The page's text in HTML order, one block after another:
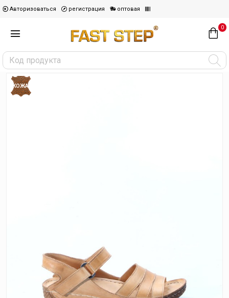
Авторизоваться регистрация оптовая
0
КОЖА